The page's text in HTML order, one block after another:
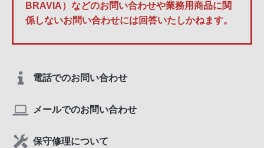
BRAVIA）などのお問い合わせや業務用商品に関
係しないお問い合わせには回答いたしかねます。
電話でのお問い合わせ
メールでのお問い合わせ
保守修理について